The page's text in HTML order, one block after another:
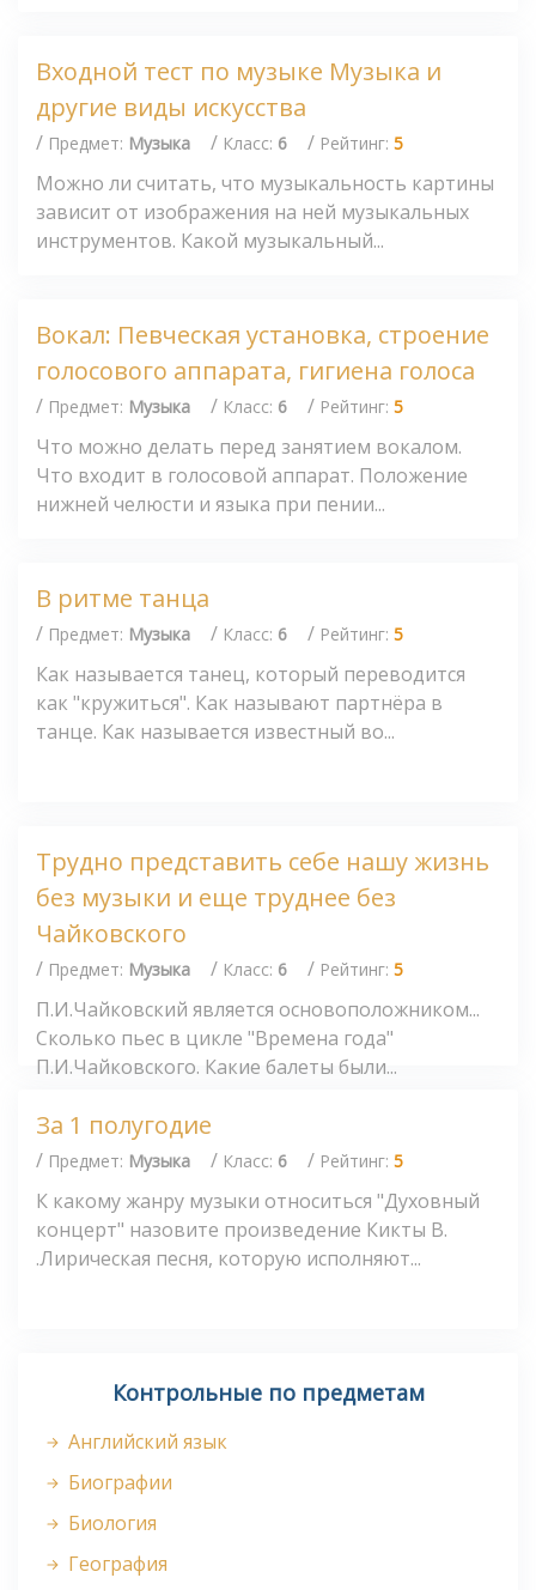
Входной тест по музыке Музыка и
другие виды искусства
/ Предмет: Музыка / Класс: 6 / Рейтинг: 5
Можно ли считать, что музыкальность картины
зависит от изображения на ней музыкальных
инструментов. Какой музыкальный...
Вокал: Певческая установка, строение
голосового аппарата, гигиена голоса
/ Предмет: Музыка / Класс: 6 / Рейтинг: 5
Что можно делать перед занятием вокалом.
Что входит в голосовой аппарат. Положение
нижней челюсти и языка при пении...
В ритме танца
/ Предмет: Музыка / Класс: 6 / Рейтинг: 5
Как называется танец, который переводится
как "кружиться". Как называют партнёра в
танце. Как называется известный во...
Трудно представить себе нашу жизнь
без музыки и еще труднее без
Чайковского
/ Предмет: Музыка / Класс: 6 / Рейтинг: 5
П.И.Чайковский является основоположником...
Сколько пьес в цикле "Времена года"
П.И.Чайковского. Какие балеты были...
За 1 полугодие
/ Предмет: Музыка / Класс: 6 / Рейтинг: 5
К какому жанру музыки относиться "Духовный
концерт" назовите произведение Кикты В.
.Лирическая песня, которую исполняют...
Контрольные по предметам
Английский язык
Биографии
Биология
География